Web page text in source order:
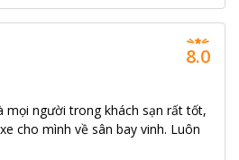
mọi người trong khách sạn rất tốt,
cho mình về sân bay vinh. Luôn
8.0